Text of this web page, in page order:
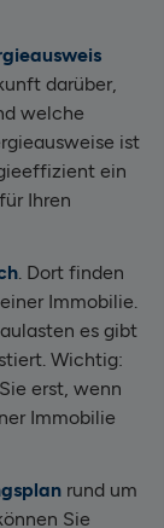
darüber,
welche
ist
ein
Ihren
. Dort finden
Immobilie.
es gibt
Wichtig:
erst, wenn
Immobilie
rund um
Sie